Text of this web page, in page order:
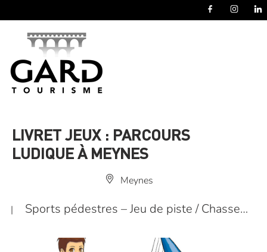
LIVRET JEUX : PARCOURS
LUDIQUE À MEYNES
Meynes
| Sports pédestres – Jeu de piste / Chasse…